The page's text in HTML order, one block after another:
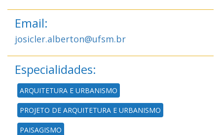
Email:
josicler.alberton@ufsm.br
Especialidades:
ARQUITETURA E URBANISMO
PROJETO DE ARQUITETURA E URBANISMO
PAISAGISMO